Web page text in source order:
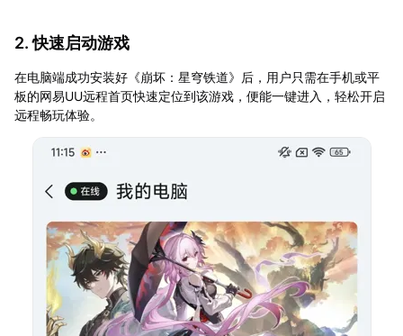
2. 快速启动游戏
在电脑端成功安装好《崩坏：星穹铁道》后，用户只需在手机或平
板的网易UU远程首页快速定位到该游戏，便能一键进入，轻松开启
远程畅玩体验。